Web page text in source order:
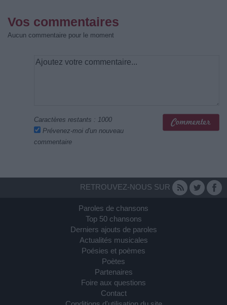
Vos commentaires
Aucun commentaire pour le moment
Caractères restants : 1000
Prévenez-moi d'un nouveau
commentaire
RETROUVEZ-NOUS SUR
Paroles de chansons
Top 50 chansons
Derniers ajouts de paroles
Actualités musicales
Poésies et poèmes
Poètes
Partenaires
Foire aux questions
Contact